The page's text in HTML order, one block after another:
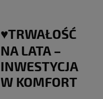
♥️TRWAŁOŚĆ
NA LATA –
INWESTYCJA
W KOMFORT